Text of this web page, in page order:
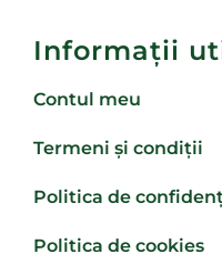
Informații
Contul meu
Termeni și condiții
Politica de
Politica de cookies